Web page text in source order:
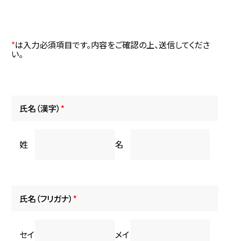
*は入力必須項目です。内容をご確認の上、送信してくださ
い。
氏名（漢字） *
姓 名
氏名（フリガナ） *
セイ メイ